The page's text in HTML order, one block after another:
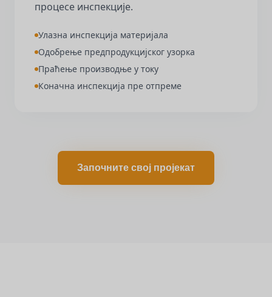
процесе инспекције.
Улазна инспекција материјала
Одобрење предпродукцијског узорка
Праћење производње у току
Коначна инспекција пре отпреме
Започните свој пројекат